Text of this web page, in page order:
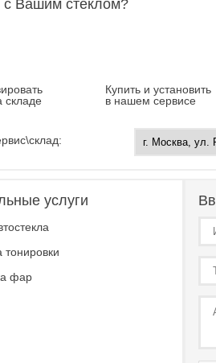
с Вашим стеклом?
складе
Купить и установить
в нашем сервисе
услуги
тонировки
фар